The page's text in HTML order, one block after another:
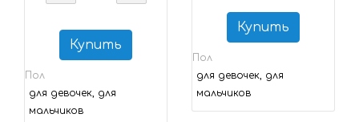
Купить
Пол
для девочек, для
мальчиков
Купить
Пол
для девочек, для
мальчиков